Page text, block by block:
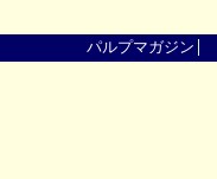
パルプマガジン